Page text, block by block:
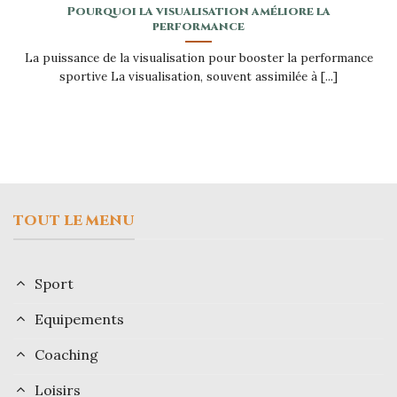
Pourquoi la visualisation améliore la
performance
La puissance de la visualisation pour booster la performance
sportive La visualisation, souvent assimilée à [...]
TOUT LE MENU
Sport
Equipements
Coaching
Loisirs